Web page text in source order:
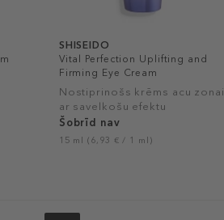
SHISEIDO
Vital Perfection Uplifting and
Firming Eye Cream
Nostiprinošs krēms acu zonai
ar savelkošu efektu
Šobrīd nav
15 ml (6,93 € / 1 ml)